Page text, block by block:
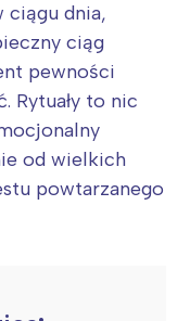
ciągu dnia,
ciąg
pewności
Rytuały to nic
od wielkich
powtarzanego